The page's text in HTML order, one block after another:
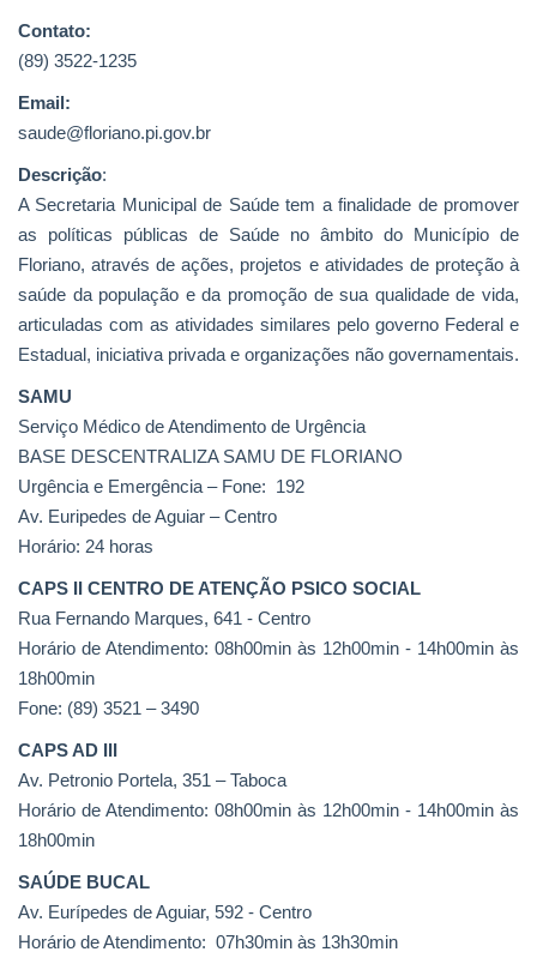
Contato:
(89) 3522-1235
Email:
saude@floriano.pi.gov.br
Descrição:
A Secretaria Municipal de Saúde tem a finalidade de promover
as políticas públicas de Saúde no âmbito do Município de
Floriano, através de ações, projetos e atividades de proteção à
saúde da população e da promoção de sua qualidade de vida,
articuladas com as atividades similares pelo governo Federal e
Estadual, iniciativa privada e organizações não governamentais.
SAMU
Serviço Médico de Atendimento de Urgência
BASE DESCENTRALIZA SAMU DE FLORIANO
Urgência e Emergência – Fone: 192
Av. Euripedes de Aguiar – Centro
Horário: 24 horas
CAPS II CENTRO DE ATENÇÃO PSICO SOCIAL
Rua Fernando Marques, 641 - Centro
Horário de Atendimento: 08h00min às 12h00min - 14h00min às
18h00min
Fone: (89) 3521 – 3490
CAPS AD III
Av. Petronio Portela, 351 – Taboca
Horário de Atendimento: 08h00min às 12h00min - 14h00min às
18h00min
SAÚDE BUCAL
Av. Eurípedes de Aguiar, 592 - Centro
Horário de Atendimento: 07h30min às 13h30min